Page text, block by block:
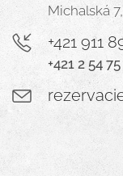
Michalská
+421 911
+421 2 54